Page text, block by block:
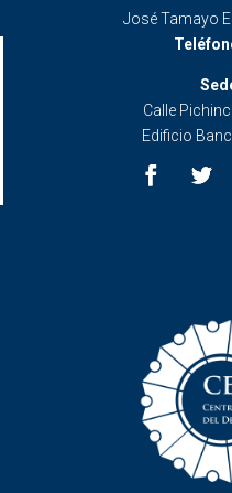
José Tamayo
Calle
Edificio